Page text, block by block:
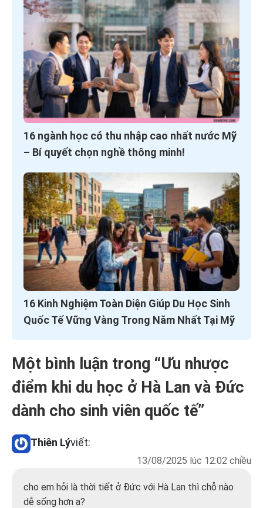
16 ngành học có thu nhập cao nhất nước Mỹ
– Bí quyết chọn nghề thông minh!
16 Kinh Nghiệm Toàn Diện Giúp Du Học Sinh
Quốc Tế Vững Vàng Trong Năm Nhất Tại Mỹ
Một bình luận trong “Ưu nhược
điểm khi du học ở Hà Lan và Đức
dành cho sinh viên quốc tế”
Thiên Lýviết:
13/08/2025 lúc 12:02 chiều
cho em hỏi là thời tiết ở Đức với Hà Lan thì chỗ nào
dễ sống hơn ạ?